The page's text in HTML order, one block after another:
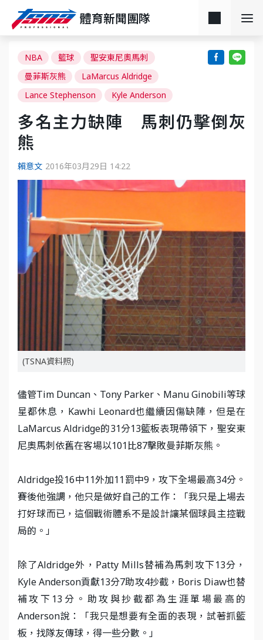
體育新聞團隊
NBA 籃球
聖安東尼奧馬刺
曼菲斯灰熊
LaMarcus Aldridge
Lance Stephenson
Kyle Anderson
多名主力缺陣 馬刺仍擊倒灰
熊
賴意文 2016年03月29日 14:22
(TSNA資料照)
儘管Tim Duncan、Tony Parker、Manu Ginobili等球
星都休息，Kawhi Leonard也繼續因傷缺陣，但是在
LaMarcus Aldridge的31分13籃板表現帶領下，聖安東
尼奧馬刺依舊在客場以101比87擊敗曼菲斯灰熊。
Aldridge投16中11外加11罰中9，攻下全場最高34分。
賽後他強調，他只是做好自己的工作：「我只是上場去
打好球而已，這個戰術體系不是設計讓某個球員主控戰
局的。」
除了Aldridge外，Patty Mills替補為馬刺攻下13分，
Kyle Anderson貢獻13分7助攻4抄截，Boris Diaw也替
補攻下13分。助攻與抄截都為生涯單場最高的
Anderson說：「我只是想要有全面的表現，試著抓籃
板，找隊友傳球，得一些分數。」